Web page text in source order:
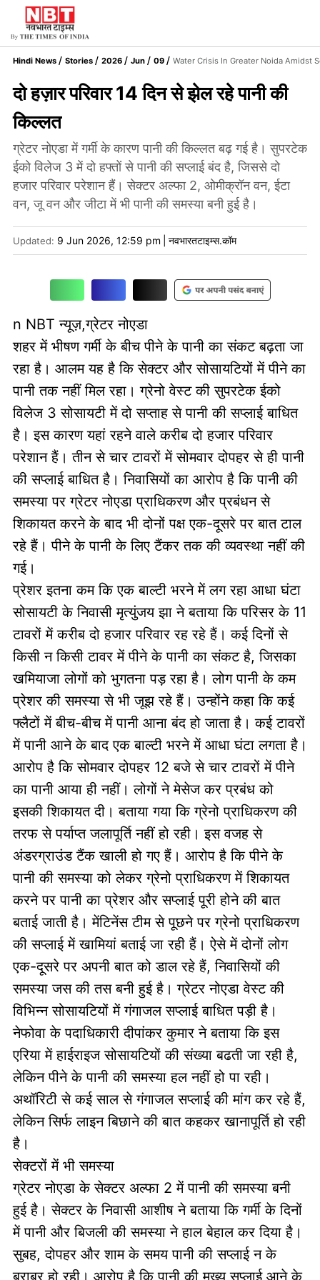
Hindi News Stories 2026 Jun 09 Water Crisis In Greater Noida Amidst
दो हज़ार परिवार 14 दिन से झेल रहे पानी की
किल्लत
ग्रेटर नोएडा में गर्मी के कारण पानी की किल्लत बढ़ गई है। सुपरटेक
ईको विलेज 3 में दो हफ्तों से पानी की सप्लाई बंद है, जिससे दो
हजार परिवार परेशान हैं। सेक्टर अल्फा 2, ओमीक्रॉन वन, ईटा
वन, जू वन और जीटा में भी पानी की समस्या बनी हुई है।
Updated: 9 Jun 2026, 12:59 pm नवभारतटाइम्स.कॉम
n NBT न्यूज़,ग्रेटर नोएडा
शहर में भीषण गर्मी के बीच पीने के पानी का संकट बढ़ता जा
रहा है। आलम यह है कि सेक्टर और सोसायटियों में पीने का
पानी तक नहीं मिल रहा। ग्रेनो वेस्ट की सुपरटेक ईको
विलेज 3 सोसायटी में दो सप्ताह से पानी की सप्लाई बाधित
है। इस कारण यहां रहने वाले करीब दो हजार परिवार
परेशान हैं। तीन से चार टावरों में सोमवार दोपहर से ही पानी
की सप्लाई बाधित है। निवासियों का आरोप है कि पानी की
समस्या पर ग्रेटर नोएडा प्राधिकरण और प्रबंधन से
शिकायत करने के बाद भी दोनों पक्ष एक-दूसरे पर बात टाल
रहे हैं। पीने के पानी के लिए टैंकर तक की व्यवस्था नहीं की
गई।
प्रेशर इतना कम कि एक बाल्टी भरने में लग रहा आधा घंटा
सोसायटी के निवासी मृत्युंजय झा ने बताया कि परिसर के 11
टावरों में करीब दो हजार परिवार रह रहे हैं। कई दिनों से
किसी न किसी टावर में पीने के पानी का संकट है, जिसका
खमियाजा लोगों को भुगतना पड़ रहा है। लोग पानी के कम
प्रेशर की समस्या से भी जूझ रहे हैं। उन्होंने कहा कि कई
फ्लैटों में बीच-बीच में पानी आना बंद हो जाता है। कई टावरों
में पानी आने के बाद एक बाल्टी भरने में आधा घंटा लगता है।
आरोप है कि सोमवार दोपहर 12 बजे से चार टावरों में पीने
का पानी आया ही नहीं। लोगों ने मेसेज कर प्रबंध को
इसकी शिकायत दी। बताया गया कि ग्रेनो प्राधिकरण की
तरफ से पर्याप्त जलापूर्ति नहीं हो रही। इस वजह से
अंडरग्राउंड टैंक खाली हो गए हैं। आरोप है कि पीने के
पानी की समस्या को लेकर ग्रेनो प्राधिकरण में शिकायत
करने पर पानी का प्रेशर और सप्लाई पूरी होने की बात
बताई जाती है। मेंटिनेंस टीम से पूछने पर ग्रेनो प्राधिकरण
की सप्लाई में खामियां बताई जा रही हैं। ऐसे में दोनों लोग
एक-दूसरे पर अपनी बात को डाल रहे हैं, निवासियों की
समस्या जस की तस बनी हुई है। ग्रेटर नोएडा वेस्ट की
विभिन्न सोसायटियों में गंगाजल सप्लाई बाधित पड़ी है।
नेफोवा के पदाधिकारी दीपांकर कुमार ने बताया कि इस
एरिया में हाईराइज सोसायटियों की संख्या बढती जा रही है,
लेकिन पीने के पानी की समस्या हल नहीं हो पा रही।
अथॉरिटी से कई साल से गंगाजल सप्लाई की मांग कर रहे हैं,
लेकिन सिर्फ लाइन बिछाने की बात कहकर खानापूर्ति हो रही
है।
सेक्टरों में भी समस्या
ग्रेटर नोएडा के सेक्टर अल्फा 2 में पानी की समस्या बनी
हुई है। सेक्टर के निवासी आशीष ने बताया कि गर्मी के दिनों
में पानी और बिजली की समस्या ने हाल बेहाल कर दिया है।
सुबह, दोपहर और शाम के समय पानी की सप्लाई न के
बराबर हो रही। आरोप है कि पानी की मुख्य सप्लाई आने के